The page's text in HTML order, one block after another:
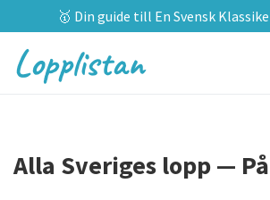
🥇 Din guide till En Svensk
Lopplistan
Alla Sveriges lopp —